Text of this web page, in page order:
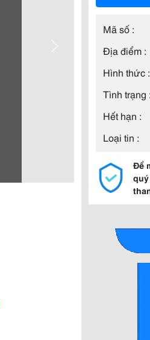
Mã số :
Địa điểm :
Hình thức :
Tình trạng :
Hết hạn :
Loại tin :
Để